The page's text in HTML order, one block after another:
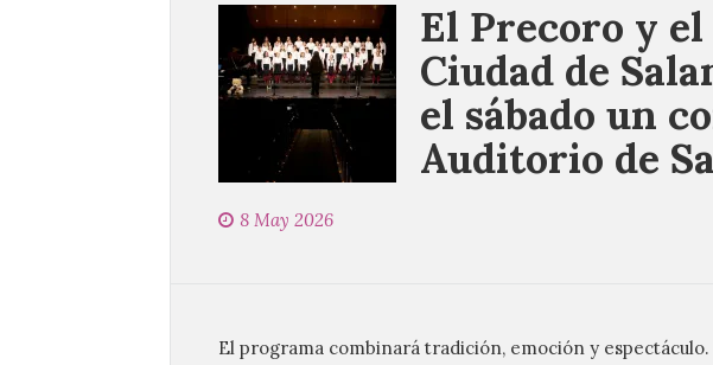
El Precoro y
Ciudad de
el sábado un
Auditorio de
8 May 2026
El programa combinará tradición, emoción y